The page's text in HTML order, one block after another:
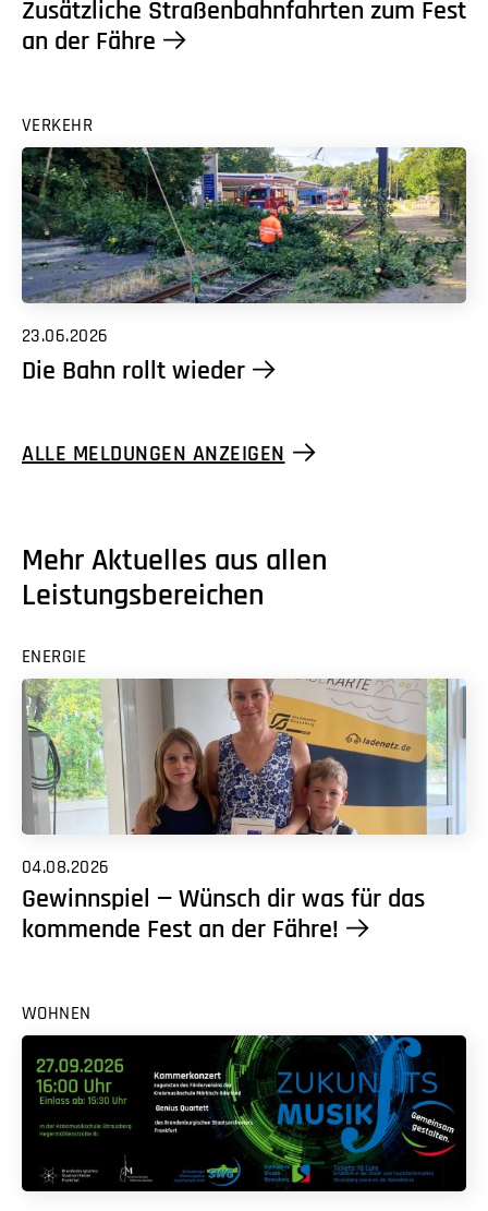
Zusätzliche Straßenbahnfahrten zum Fest
an der Fähre
VERKEHR
23.06.2026
Die Bahn rollt wieder
ALLE MELDUNGEN ANZEIGEN
Mehr Aktuelles aus allen
Leistungsbereichen
ENERGIE
04.08.2026
Gewinnspiel — Wünsch dir was für das
kommende Fest an der Fähre!
WOHNEN